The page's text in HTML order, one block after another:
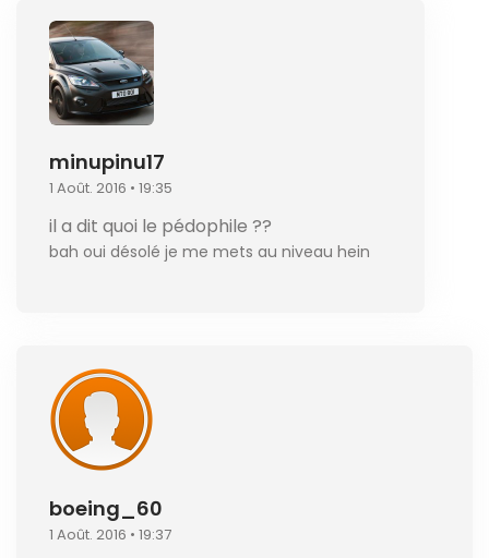
minupinu17
1 Août. 2016 • 19:35
il a dit quoi le pédophile ??
bah oui désolé je me mets au niveau hein
boeing_60
1 Août. 2016 • 19:37